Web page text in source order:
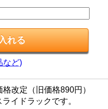
など)
改定（旧価格890円）
イドラックです。